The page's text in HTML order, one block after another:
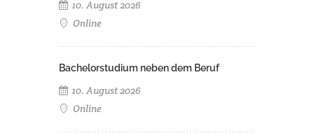
10. August 2026
Online
Bachelorstudium neben dem Beruf
10. August 2026
Online